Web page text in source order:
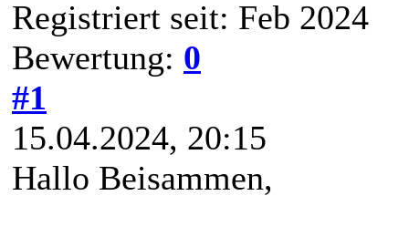
Registriert seit: Feb 2024
Bewertung: 0
#1
15.04.2024, 20:15
Hallo Beisammen,